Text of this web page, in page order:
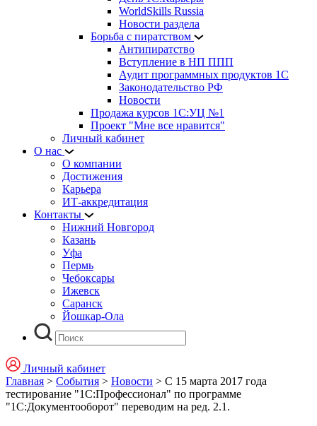
WorldSkills Russia
Новости раздела
Борьба с пиратством
Антипиратство
Вступление в НП ППП
Аудит программных продуктов 1С
Законодательство РФ
Новости
Продажа курсов 1С:УЦ №1
Проект "Мне все нравится"
Личный кабинет
О нас
О компании
Достижения
Карьера
ИТ-аккредитация
Контакты
Нижний Новгород
Казань
Уфа
Пермь
Чебоксары
Ижевск
Саранск
Йошкар-Ола
Личный кабинет
Главная > События > Новости > С 15 марта 2017 года
тестирование "1С:Профессионал" по программе
"1С:Документооборот" переводим на ред. 2.1.